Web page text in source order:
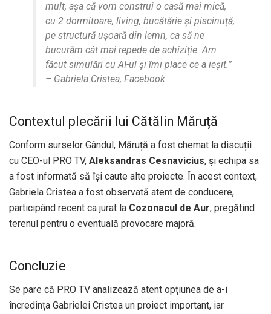
mult, așa că vom construi o casă mai mică,
cu 2 dormitoare, living, bucătărie și piscinuță,
pe structură ușoară din lemn, ca să ne
bucurăm cât mai repede de achiziție. Am
făcut simulări cu AI-ul și îmi place ce a ieșit.”
– Gabriela Cristea, Facebook
Contextul plecării lui Cătălin Măruță
Conform surselor Gândul, Măruță a fost chemat la discuții
cu CEO-ul PRO TV, Aleksandras Cesnavicius, și echipa sa
a fost informată să își caute alte proiecte. În acest context,
Gabriela Cristea a fost observată atent de conducere,
participând recent ca jurat la Cozonacul de Aur, pregătind
terenul pentru o eventuală provocare majoră.
Concluzie
Se pare că PRO TV analizează atent opțiunea de a-i
încredința Gabrielei Cristea un proiect important, iar